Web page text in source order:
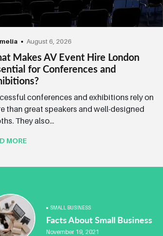
August 6, 2026
Makes AV Event Hire London
for Conferences and
conferences and exhibitions rely on
than great speakers and well-designed
They also...
MORE
SMALL BUSINESS
Facts About Small Business
November 19, 2021